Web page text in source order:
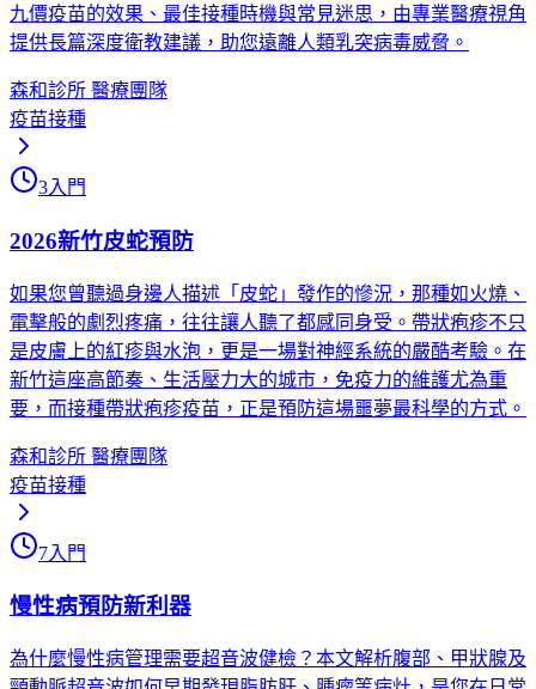
九價疫苗的效果、最佳接種時機與常見迷思，由專業醫療視角
提供長篇深度衛教建議，助您遠離人類乳突病毒威脅。
森和診所 醫療團隊
疫苗接種
3入門
2026新竹皮蛇預防
如果您曾聽過身邊人描述「皮蛇」發作的慘況，那種如火燒、
電擊般的劇烈疼痛，往往讓人聽了都感同身受。帶狀疱疹不只
是皮膚上的紅疹與水泡，更是一場對神經系統的嚴酷考驗。在
新竹這座高節奏、生活壓力大的城市，免疫力的維護尤為重
要，而接種帶狀疱疹疫苗，正是預防這場噩夢最科學的方式。
森和診所 醫療團隊
疫苗接種
7入門
慢性病預防新利器
為什麼慢性病管理需要超音波健檢？本文解析腹部、甲狀腺及